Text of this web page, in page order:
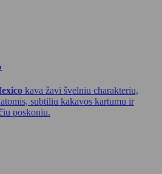
kava žavi švelniu charakteriu,
subtiliu kakavos kartumu ir
poskoniu.